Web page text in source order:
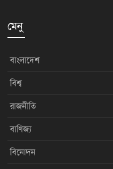
মেনু
বাংলাদেশ
বিশ্ব
রাজনীতি
বাণিজ্য
বিনোদন